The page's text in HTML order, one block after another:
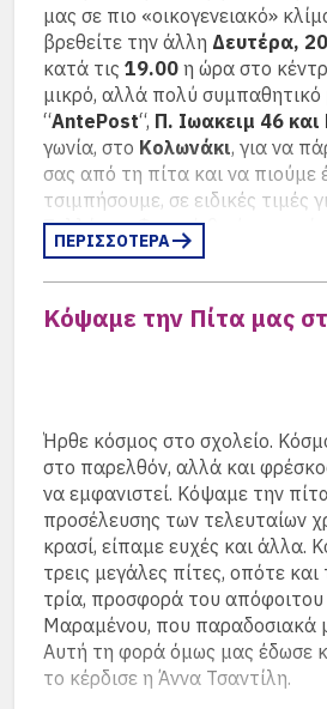
Στέφανος Μίτμαν, Άγγελος
Θανάσης Βαλτινός
– Απόστολος
Τσαούσης
Πέτρος
–
Όλγα
Θανάσης Απέργης
– Απόστολος
Τσαούσης
Κώστας
μας σε πιο «οικογενειακό»
βρεθείτε την άλλη Δευτέρα,
κατά τις 19.00 η ώρα στο
μικρό, αλλά πολύ
“AntePost“, Π. Ιωακειμ 46
γωνία, στο Κολωνάκι, για να
σας από τη πίτα και να πιούμε
τσιμπήσουμε, σε ειδικές τιμές
Συλλόγου. Φυσικά θα έχουμε,
ωραία δώρα για την λοτταρία
ΠΕΡΙΣΣΟΤΕΡΑ
Κόψαμε την Πίτα μας
Ήρθε κόσμος στο σχολείο.
στο παρελθόν, αλλά και
να εμφανιστεί. Κόψαμε την
προσέλευσης των τελευταίων
κρασί, είπαμε ευχές και άλλα.
τρεις μεγάλες πίτες, οπότε
τρία, προσφορά του
Μαραμένου, που παραδοσιακά
Αυτή τη φορά όμως μας έδωσε
το κέρδισε η Άννα Τσαντίλη.